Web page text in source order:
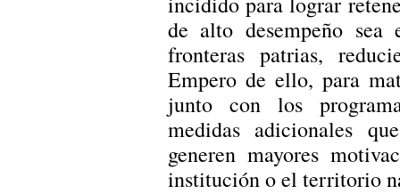
de alto desempeño
fronteras patrias,
Empero de ello, para
junto con los
medidas adicionales
generen mayores
institución o el territorio